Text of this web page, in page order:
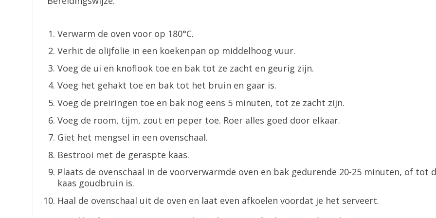
Verwarm de oven voor op 180°C.
Verhit de olijfolie in een koekenpan op middelhoog vuur.
Voeg de ui en knoflook toe en bak tot ze zacht en geurig zijn.
Voeg het gehakt toe en bak tot het bruin en gaar is.
Voeg de preiringen toe en bak nog eens 5 minuten, tot ze zacht zijn.
Voeg de room, tijm, zout en peper toe. Roer alles goed door elkaar.
Giet het mengsel in een ovenschaal.
Bestrooi met de geraspte kaas.
Plaats de ovenschaal in de voorverwarmde oven en bak gedurende 20-25 minuten, of tot
kaas goudbruin is.
Haal de ovenschaal uit de oven en laat even afkoelen voordat je het serveert.